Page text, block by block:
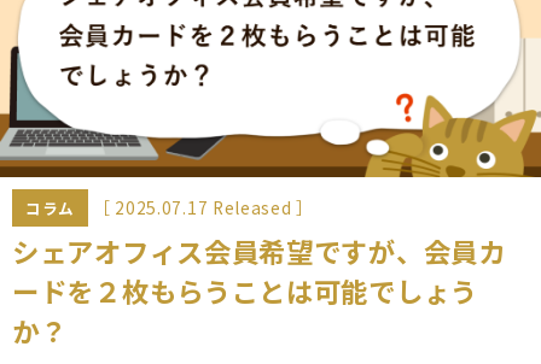
オフィス
Busico.銀座
料金・サービス
お知らせ
NEWS
コラム
Busico.通信
コラム ［ 2025.07.17 Released ］
シェアオフィス会員希望ですが、会員カ
ードを２枚もらうことは可能でしょう
か？